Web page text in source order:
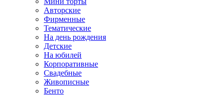
Авторские
Фирменные
Тематические
На день рождения
Детские
На юбилей
Корпоративные
Свадебные
Живописные
Бенто